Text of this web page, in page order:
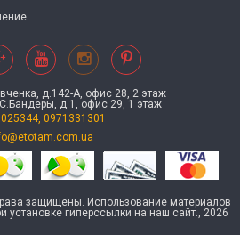
д.142-А, офис 28, 2 этаж
д.1, офис 29, 1 этаж
0971331301
защищены. Использование материалов
установке гиперссылки на наш сайт., 2026